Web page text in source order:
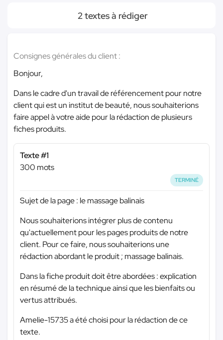
2 textes à rédiger
Consignes générales du client :
Bonjour,
Dans le cadre d'un travail de référencement pour notre
client qui est un institut de beauté, nous souhaiterions
faire appel à votre aide pour la rédaction de plusieurs
fiches produits.
Texte #1
300 mots
TERMINÉ
Sujet de la page : le massage balinais
Nous souhaiterions intégrer plus de contenu
qu'actuellement pour les pages produits de notre
client. Pour ce faire, nous souhaiterions une
rédaction abordant le produit ; massage balinais.
Dans la fiche produit doit être abordées : explication
en résumé de la technique ainsi que les bienfaits ou
vertus attribués.
Amelie-15735 a été choisi pour la rédaction de ce
texte.